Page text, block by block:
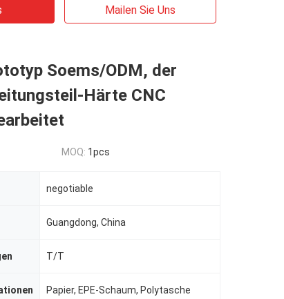
Mailen Sie Uns
Soems/ODM, der
Härte CNC
MOQ: 1pcs
negotiable
Guangdong, China
T/T
Papier, EPE-Schaum, Polytasche